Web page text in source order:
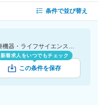
条件で並び替え
[勤務地]福岡県 [業種]CSO-医薬品・医療機器・ライフサイエンス・医療系サービス [詳細条件](待遇・福利厚生)固定給35万円以上
新着求人をいつでもチェック
この条件を保存